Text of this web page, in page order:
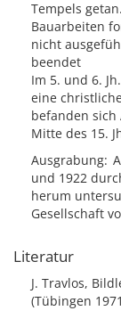
Tempels
Bauarbeiten
nicht
beendet
Im 5. und 6.
eine
befanden
Mitte des 15.
Ausgrabung
und 1922
herum
Gesellschaft
Literatur
J. Travlos,
(Tübingen